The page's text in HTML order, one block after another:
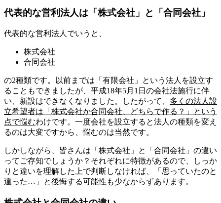
代表的な営利法人は「株式会社」と「合同会社」
代表的な営利法人でいうと、
株式会社
合同会社
の2種類です。以前までは「有限会社」という法人を設立す
ることもできましたが、平成18年5月1日の会社法施行に伴
い、新設はできなくなりました。したがって、 多くの法人設
立希望者は「株式会社か合同会社、どちらで作る？」という
点で悩むわけです。一度会社を設立すると法人の種類を変え
るのは大変ですから、悩むのは当然です。
しかしながら、皆さんは「株式会社」と「合同会社」の違い
ってご存知でしょうか？それぞれに特徴があるので、しっか
りと違いを理解した上で判断しなければ、「思っていたのと
違った…」と後悔する可能性も少なからずあります。